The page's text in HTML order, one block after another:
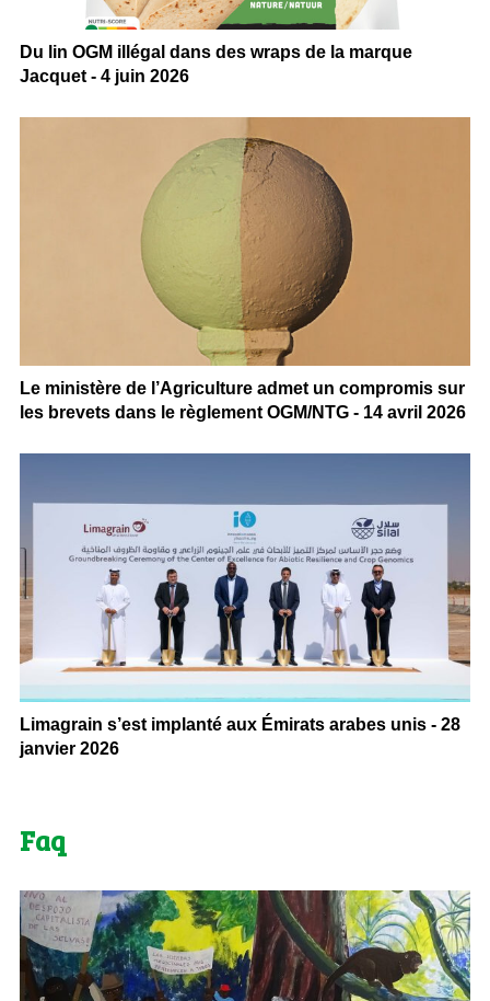
Du lin OGM illégal dans des wraps de la marque
Jacquet - 4 juin 2026
Le ministère de l’Agriculture admet un compromis sur
les brevets dans le règlement OGM/NTG - 14 avril 2026
Limagrain s’est implanté aux Émirats arabes unis - 28
janvier 2026
Faq